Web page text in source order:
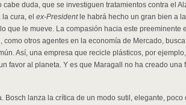
duda, que se investiguen tratamientos contra el
cura, el ex-Presidentle habrá hecho un gran bien a
que le mueve. La compasión hacia este preeminente
otros agentes en la economía de Mercado,
Así, una empresa que recicle plásticos, por
favor al planeta. Y es que Maragall no ha creado una
Bosch lanza la crítica de un modo sutil, elegante, poco